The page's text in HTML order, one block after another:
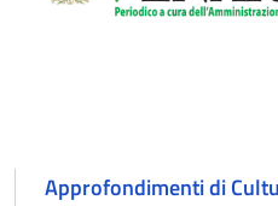
Approfondimenti di